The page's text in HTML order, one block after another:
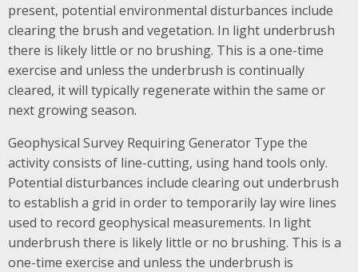
present, potential environmental disturbances include
clearing the brush and vegetation. In light underbrush
there is likely little or no brushing. This is a one-time
exercise and unless the underbrush is continually
cleared, it will typically regenerate within the same or
next growing season.
Geophysical Survey Requiring Generator Type the
activity consists of line-cutting, using hand tools only.
Potential disturbances include clearing out underbrush
to establish a grid in order to temporarily lay wire lines
used to record geophysical measurements. In light
underbrush there is likely little or no brushing. This is a
one-time exercise and unless the underbrush is